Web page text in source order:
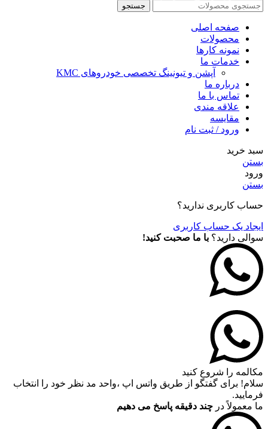
جستجو
صفحه اصلی
محصولات
نمونه کارها
خدمات ما
آپشن و تیونینگ تخصصی خودروهای KMC
درباره ما
تماس با ما
علاقه مندی
مقايسه
ورود / ثبت نام
سبد خرید
بستن
ورود
بستن
حساب کاربری ندارید؟
ایجاد یک حساب کاربری
سوالی دارید؟ با ما صحبت کنید!
مکالمه را شروع کنید
سلام! برای گفتگو از طریق واتس اپ ،واحد مد نظر خود را انتخاب
فرمایید.
ما معمولاً در چند دقیقه پاسخ می دهیم